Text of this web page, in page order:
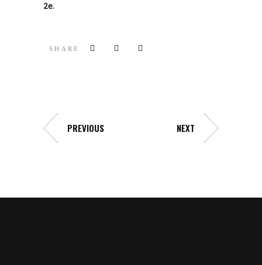
2e.
SHARE
PREVIOUS NEXT